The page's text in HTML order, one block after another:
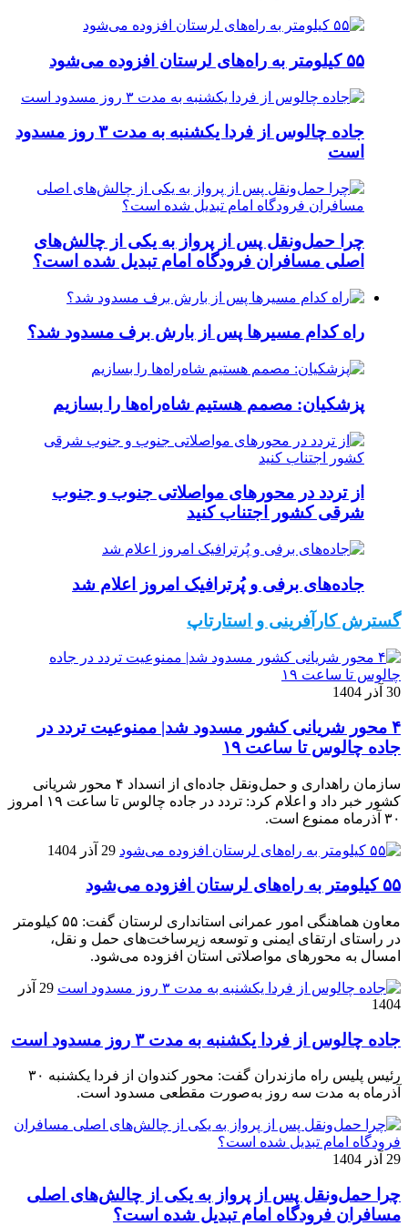
۵۵ کیلومتر به راه‌های لرستان افزوده می‌شود
جاده چالوس از فردا یکشنبه به مدت ۳ روز مسدود
است
چرا حمل‌ونقل پس از پرواز به یکی از چالش‌های
اصلی مسافران فرودگاه امام تبدیل شده است؟
راه کدام مسیرها پس از بارش برف مسدود شد؟
پزشکیان: مصمم هستیم شاه‌راه‌ها را بسازیم
از تردد در محورهای مواصلاتی جنوب و جنوب
شرقی کشور اجتناب کنید
جاده‌های برفی و پُرترافیک امروز اعلام شد
گسترش کارآفرینی و استارتاپ
30 آذر 1404
۴ محور شریانی کشور مسدود شد| ممنوعیت تردد در
جاده چالوس تا ساعت ۱۹
سازمان راهداری و حمل‌ونقل جاده‌ای از انسداد ۴ محور شریانی
کشور خبر داد و اعلام کرد: تردد در جاده چالوس تا ساعت ۱۹ امروز
۳۰ آذرماه ممنوع است.
29 آذر 1404
۵۵ کیلومتر به راه‌های لرستان افزوده می‌شود
معاون هماهنگی امور عمرانی استانداری لرستان گفت: ۵۵ کیلومتر
در راستای ارتقای ایمنی و توسعه زیرساخت‌های حمل و نقل،
امسال به محورهای مواصلاتی استان افزوده می‌شود.
29 آذر
1404
جاده چالوس از فردا یکشنبه به مدت ۳ روز مسدود است
رئیس پلیس راه مازندران گفت: محور کندوان از فردا یکشنبه ۳۰
آذرماه به مدت سه روز به‌صورت مقطعی مسدود است.
29 آذر 1404
چرا حمل‌ونقل پس از پرواز به یکی از چالش‌های اصلی
مسافران فرودگاه امام تبدیل شده است؟